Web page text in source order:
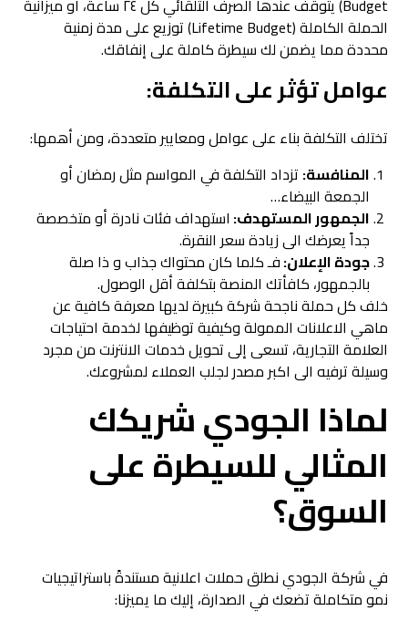
Budget) يتوقف عندها الصرف التلقائي كل ٢٤ ساعة، أو ميزانية
الحملة الكاملة (Lifetime Budget) توزيع على مدة زمنية
محددة مما يضمن لك سيطرة كاملة على إنفاقك.
عوامل تؤثر على التكلفة:
تختلف التكلفة بناء على عوامل ومعايير متعددة، ومن أهمها:
المنافسة: تزداد التكلفة في المواسم مثل رمضان أو
الجمعة البيضاء…
الجمهور المستهدف: استهداف فئات نادرة أو متخصصة
جداً يعرضك الى زيادة سعر النقرة.
جودة الإعلان:فـ كلما كان محتواك جذاب و ذا صلة
بالجمهور، كافأتك المنصة بتكلفة أقل الوصول.
خلف كل حملة ناجحة شركة كبيرة لديها معرفة كافية عن
ماهي الاعلانات الممولة وكيفية توظيفها لخدمة احتياجات
العلامة التجارية، تسعى إلى تحويل خدمات الانترنت من مجرد
وسيلة ترفيه الى اكبر مصدر لجلب العملاء لمشروعك.
لماذا الجودي شريكك
المثالي للسيطرة على
السوق؟
في شركة الجودي نطلق حملات اعلانية مستندةً باستراتيجيات
نمو متكاملة تضعك في الصدارة، إليك ما يميزنا: